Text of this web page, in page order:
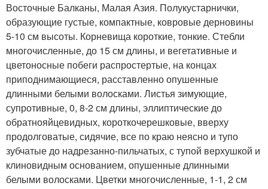
Восточные Балканы, Малая Азия. Полукустарнички,
образующие густые, компактные, ковровые дерновины
5-10 см высоты. Корневища короткие, тонкие. Стебли
многочисленные, до 15 см длины, и вегетативные и
цветоносные побеги распростертые, на концах
приподнимающиеся, расставленно опушенные
длинными белыми волосками. Листья зимующие,
супротивные, 0, 8-2 см длины, эллиптические до
обратнояйцевидных, короткочерешковые, вверху
продолговатые, сидячие, все по краю неясно и тупо
зубчатые до надрезанно-пильчатых, с тупой верхушкой и
клиновидным основанием, опушенные длинными
белыми волосками. Цветки многочисленные, 1-1, 2 см